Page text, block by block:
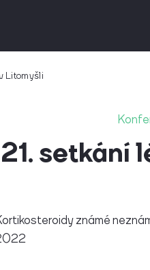
Litomyšli
21. setkání
známé